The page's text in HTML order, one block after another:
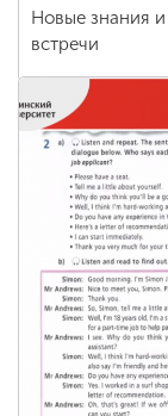
Новые знания
встречи